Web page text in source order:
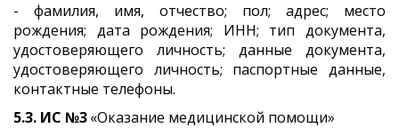
- фамилия, имя, отчество; пол; адрес; место
рождения; дата рождения; ИНН; тип документа,
удостоверяющего личность; данные документа,
удостоверяющего личность; паспортные данные,
контактные телефоны.
5.3. ИС №3«Оказание медицинской помощи»